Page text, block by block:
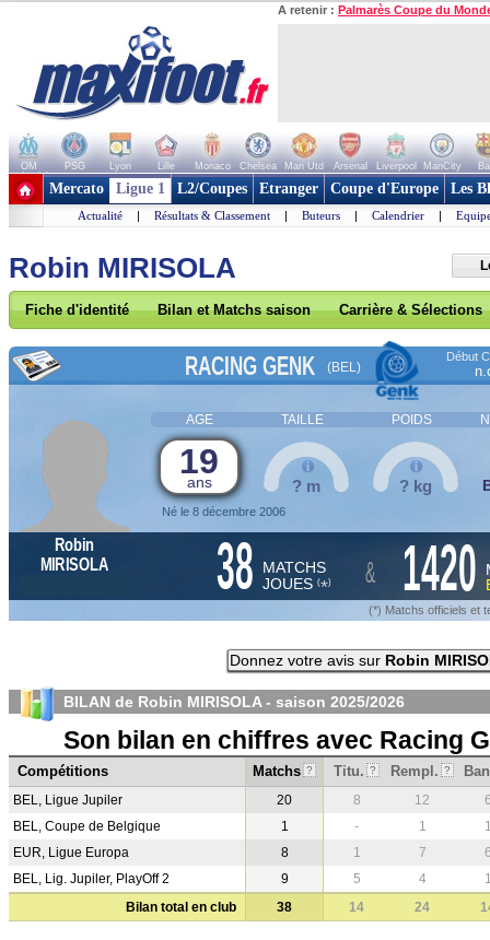
A retenir : Palmarès Coupe du
OM PSG Lyon Lille Monaco Chelsea Man Utd Arsenal Liverpool ManCity
+ de clubs
Mercato Ligue 1 L2/Coupes Etranger Coupe d'Europe Les
Actualité | Résultats & Classement | Buteurs | Calendrier |
Robin MIRISOLA
Fiche d'identité Bilan et Matchs saison Carrière & Sélections
RACING GENK (BEL)
Début
AGE TAILLE POIDS
19
ans
Né le 8 décembre 2006
? m ? kg
Robin
MIRISOLA
38 MATCHS
JOUES (*) & 1420
(*) Matchs officiels et
Donnez votre avis sur Robin
BILAN de Robin MIRISOLA - saison 2025/2026
Son bilan en chiffres avec Racing
Compétitions Matchs ? Titu. ? Rempl. ?
BEL, Ligue Jupiler 20 8 12
BEL, Coupe de Belgique
1 - 1
EUR, Ligue Europa
8 1 7
BEL, Lig. Jupiler, PlayOff 2
9 5 4
Bilan total en club
38 14 24